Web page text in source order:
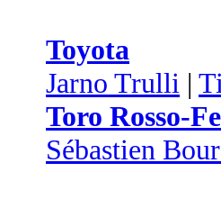
Toyota
Jarno Trulli |
Toro Rosso-
Sébastien